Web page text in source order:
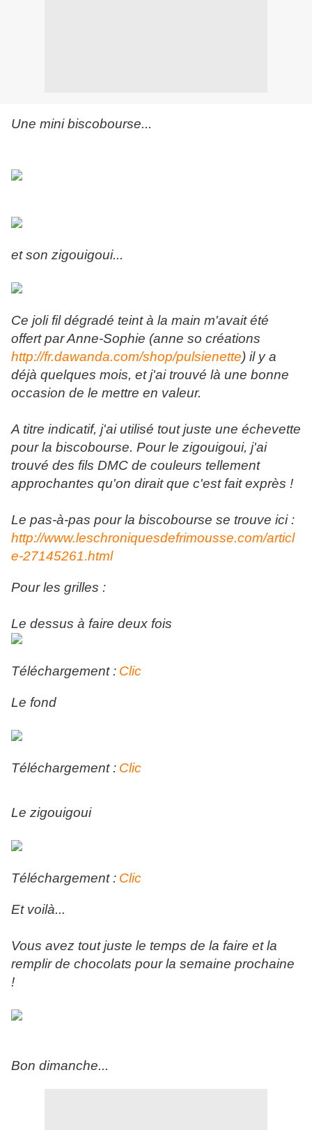
Une mini biscobourse...
et son zigouigoui...
Ce joli fil dégradé teint à la main m'avait été
offert par Anne-Sophie (anne so créations
http://fr.dawanda.com/shop/pulsienette) il y a
déjà quelques mois, et j'ai trouvé là une bonne
occasion de le mettre en valeur.
A titre indicatif, j'ai utilisé tout juste une échevette
pour la biscobourse. Pour le zigouigoui, j'ai
trouvé des fils DMC de couleurs tellement
approchantes qu'on dirait que c'est fait exprès !
Le pas-à-pas pour la biscobourse se trouve ici :
http://www.leschroniquesdefrimousse.com/articl
e-27145261.html
Pour les grilles :
Le dessus à faire deux fois
Téléchargement : Clic
Le fond
Téléchargement : Clic
Le zigouigoui
Téléchargement : Clic
Et voilà...
Vous avez tout juste le temps de la faire et la
remplir de chocolats pour la semaine prochaine
!
Bon dimanche...